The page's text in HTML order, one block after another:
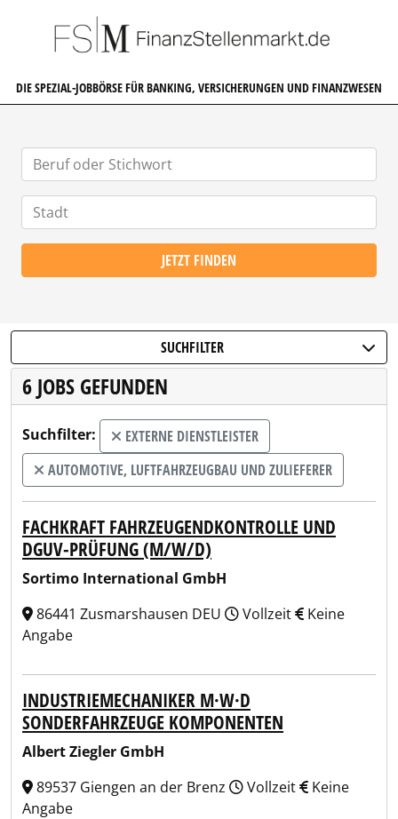
DIE SPEZIAL-JOBBÖRSE FÜR BANKING, VERSICHERUNGEN UND FINANZWESEN
JETZT FINDEN
SUCHFILTER
6 JOBS GEFUNDEN
Suchfilter:
EXTERNE DIENSTLEISTER
AUTOMOTIVE, LUFTFAHRZEUGBAU UND ZULIEFERER
FACHKRAFT FAHRZEUGENDKONTROLLE UND
DGUV-PRÜFUNG (M/W/D)
Sortimo International GmbH
86441 Zusmarshausen DEU
Vollzeit
Keine
Angabe
INDUSTRIEMECHANIKER M·W·D
SONDERFAHRZEUGE KOMPONENTEN
Albert Ziegler GmbH
89537 Giengen an der Brenz
Vollzeit
Keine
Angabe